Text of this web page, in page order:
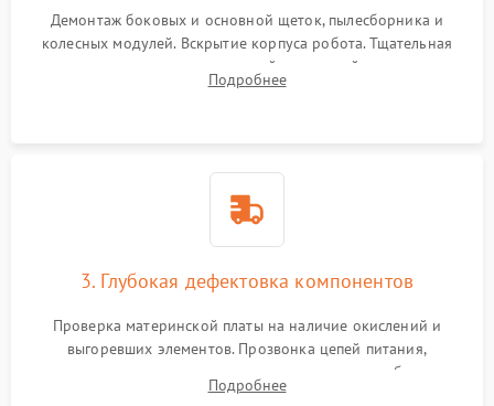
Демонтаж боковых и основной щеток, пылесборника и
колесных модулей. Вскрытие корпуса робота. Тщательная
очистка внутренних полостей, шестерней и плат от
скопившейся пыли, волос и шерсти животных с
Подробнее
3. Глубокая дефектовка компонентов
Проверка материнской платы на наличие окислений и
выгоревших элементов. Прозвонка цепей питания,
тестирование приводных моторов колес и турбины
всасывания. Оценка состояния оптических и инфракрасных
Подробнее